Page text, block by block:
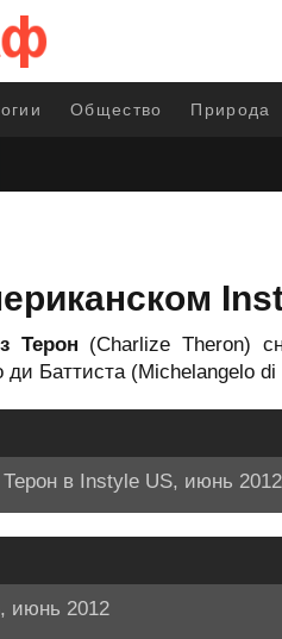
Общество Природа
Терон (Charlize Theron)
Баттиста (Michelangelo
в Instyle US, июнь 2012
июнь 2012